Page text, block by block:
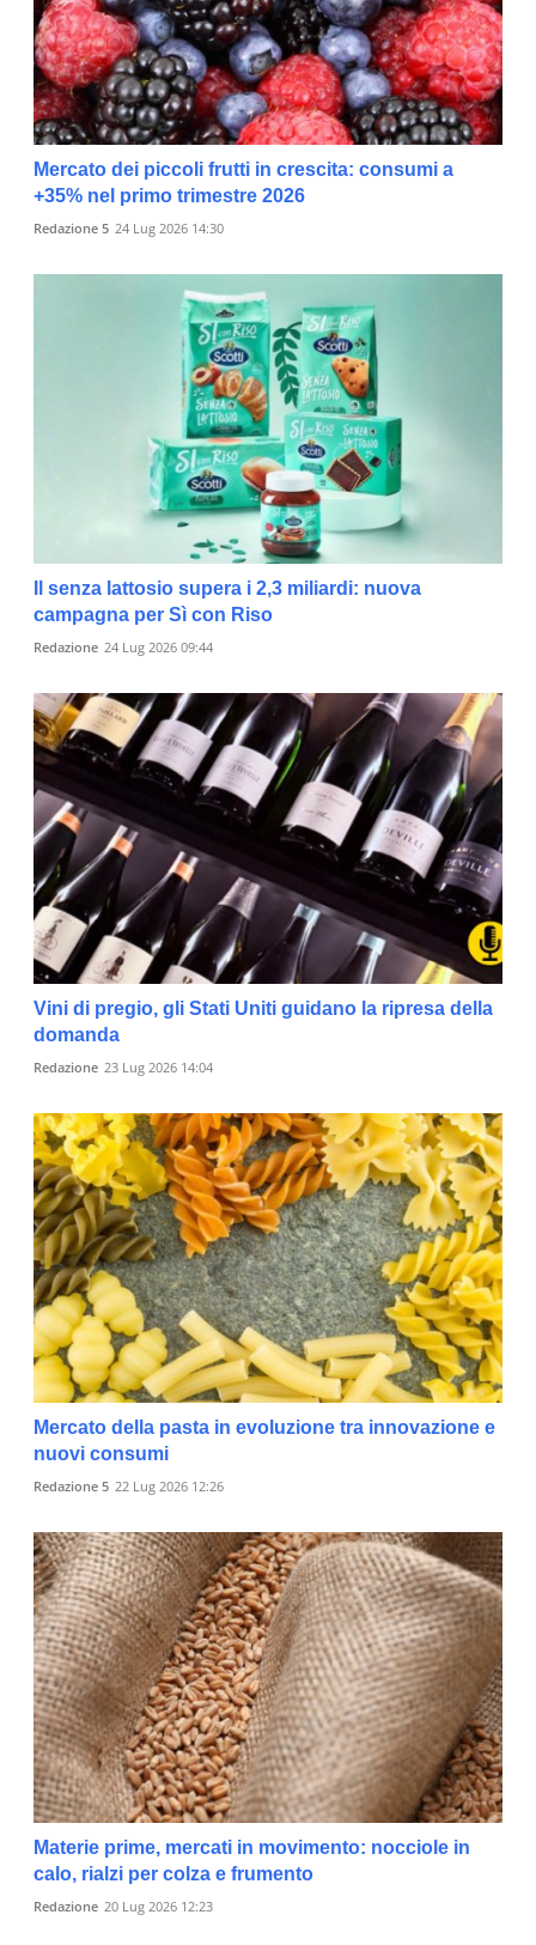
Mercato dei piccoli frutti in crescita: consumi a
+35% nel primo trimestre 2026
Redazione 5 24 Lug 2026 14:30
Il senza lattosio supera i 2,3 miliardi: nuova
campagna per Sì con Riso
Redazione 24 Lug 2026 09:44
Vini di pregio, gli Stati Uniti guidano la ripresa della
domanda
Redazione 23 Lug 2026 14:04
Mercato della pasta in evoluzione tra innovazione e
nuovi consumi
Redazione 5 22 Lug 2026 12:26
Materie prime, mercati in movimento: nocciole in
calo, rialzi per colza e frumento
Redazione 20 Lug 2026 12:23